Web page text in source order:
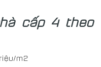
cấp 4 theo
m2